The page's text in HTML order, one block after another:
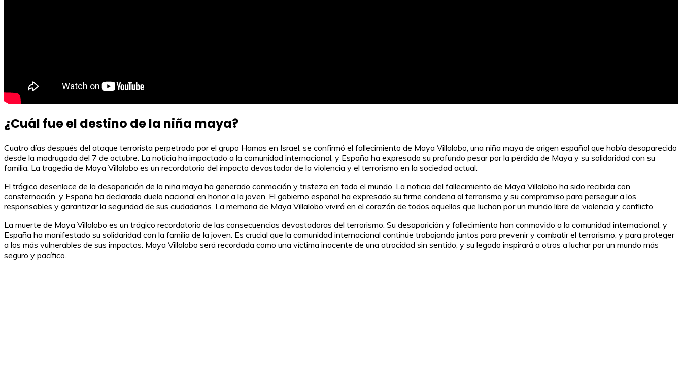
¿Cuál fue el destino de la niña maya?
Cuatro días después del ataque terrorista perpetrado por el grupo Hamas en Israel, se confirmó el fallecimiento de Maya Villalobo, una niña maya de origen español que había desaparecido
desde la madrugada del 7 de octubre. La noticia ha impactado a la comunidad internacional, y España ha expresado su profundo pesar por la pérdida de Maya y su solidaridad con su
familia. La tragedia de Maya Villalobo es un recordatorio del impacto devastador de la violencia y el terrorismo en la sociedad actual.
El trágico desenlace de la desaparición de la niña maya ha generado conmoción y tristeza en todo el mundo. La noticia del fallecimiento de Maya Villalobo ha sido recibida con
consternación, y España ha declarado duelo nacional en honor a la joven. El gobierno español ha expresado su firme condena al terrorismo y su compromiso para perseguir a los
responsables y garantizar la seguridad de sus ciudadanos. La memoria de Maya Villalobo vivirá en el corazón de todos aquellos que luchan por un mundo libre de violencia y conflicto.
La muerte de Maya Villalobo es un trágico recordatorio de las consecuencias devastadoras del terrorismo. Su desaparición y fallecimiento han conmovido a la comunidad internacional, y
España ha manifestado su solidaridad con la familia de la joven. Es crucial que la comunidad internacional continúe trabajando juntos para prevenir y combatir el terrorismo, y para proteger
a los más vulnerables de sus impactos. Maya Villalobo será recordada como una víctima inocente de una atrocidad sin sentido, y su legado inspirará a otros a luchar por un mundo más
seguro y pacífico.